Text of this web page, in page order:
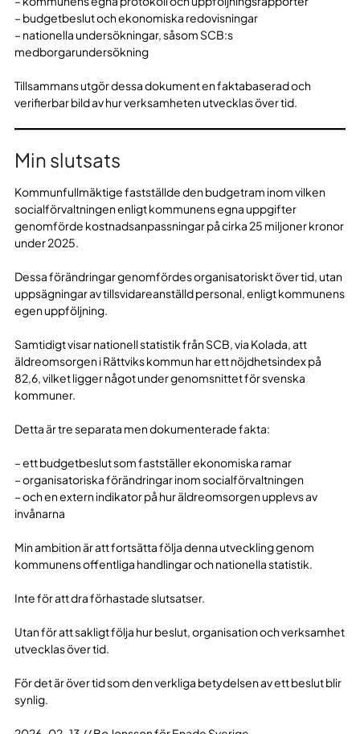
– budgetbeslut och ekonomiska redovisningar
– nationella undersökningar, såsom SCB:s
medborgarundersökning
Tillsammans utgör dessa dokument en faktabaserad och
verifierbar bild av hur verksamheten utvecklas över tid.
Min slutsats
Kommunfullmäktige fastställde den budgetram inom vilken
socialförvaltningen enligt kommunens egna uppgifter
genomförde kostnadsanpassningar på cirka 25 miljoner kronor
under 2025.
Dessa förändringar genomfördes organisatoriskt över tid, utan
uppsägningar av tillsvidareanställd personal, enligt kommunens
egen uppföljning.
Samtidigt visar nationell statistik från SCB, via Kolada, att
äldreomsorgen i Rättviks kommun har ett nöjdhetsindex på
82,6, vilket ligger något under genomsnittet för svenska
kommuner.
Detta är tre separata men dokumenterade fakta:
– ett budgetbeslut som fastställer ekonomiska ramar
– organisatoriska förändringar inom socialförvaltningen
– och en extern indikator på hur äldreomsorgen upplevs av
invånarna
Min ambition är att fortsätta följa denna utveckling genom
kommunens offentliga handlingar och nationella statistik.
Inte för att dra förhastade slutsatser.
Utan för att sakligt följa hur beslut, organisation och verksamhet
utvecklas över tid.
För det är över tid som den verkliga betydelsen av ett beslut blir
synlig.